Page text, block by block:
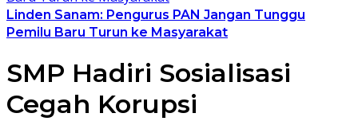
Linden Sanam: Pengurus PAN Jangan Tunggu
Pemilu Baru Turun ke Masyarakat
SMP Hadiri Sosialisasi
Cegah Korupsi